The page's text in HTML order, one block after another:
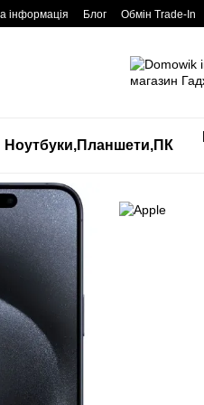
інформація Блог Обмін Trade-In
Ноутбуки,Планшети,ПК